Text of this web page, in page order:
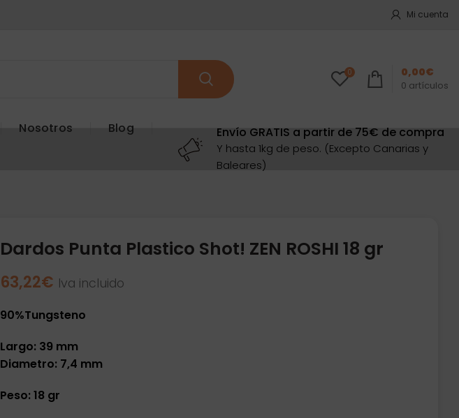
Mi cuenta
0
0 artículos
0,00€
Nosotros Blog Envío GRATIS a partir de 75€ de compra
Y hasta 1kg de peso. (Excepto Canarias y
Baleares)
Dardos Punta Plastico Shot! ZEN ROSHI 18 gr
63,22€ Iva incluido
90%Tungsteno
Largo: 39 mm
Diametro: 7,4 mm
Peso: 18 gr